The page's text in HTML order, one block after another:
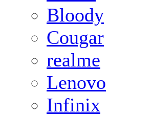
Bloody
Cougar
realme
Lenovo
Infinix